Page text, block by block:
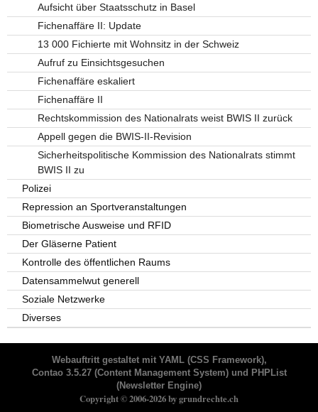
Aufsicht über Staatsschutz in Basel
Fichenaffäre II: Update
13 000 Fichierte mit Wohnsitz in der Schweiz
Aufruf zu Einsichtsgesuchen
Fichenaffäre eskaliert
Fichenaffäre II
Rechtskommission des Nationalrats weist BWIS II zurück
Appell gegen die BWIS-II-Revision
Sicherheitspolitische Kommission des Nationalrats stimmt
BWIS II zu
Polizei
Repression an Sportveranstaltungen
Biometrische Ausweise und RFID
Der Gläserne Patient
Kontrolle des öffentlichen Raums
Datensammelwut generell
Soziale Netzwerke
Diverses
Webauftritt gestaltet mit YAML(CSS Framework),
Contao 3.5.27(Content Management System) und PHPList
(Newsletter Engine)
Copyright © 2006-2026 by grundrechte.ch